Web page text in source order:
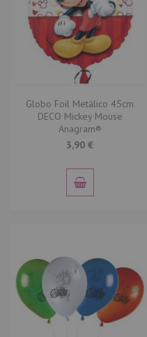
Globo Foil Metálico 45cm
DECO Mickey Mouse
Anagram®
3,90 €